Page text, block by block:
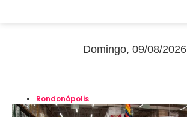
Domingo, 09/08/2026
Rondonópolis